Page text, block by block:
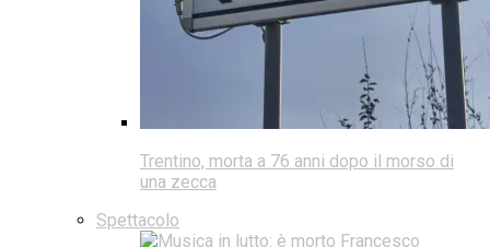
Trentino, morta a 76 anni dopo il morso di
una zecca
Spettacolo